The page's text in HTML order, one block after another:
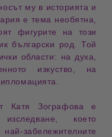
му в историята и
е тема необятна,
фигурите на този
български род . Той
области: на духа
изкуство
Катя Зографова е
, което
забележителните